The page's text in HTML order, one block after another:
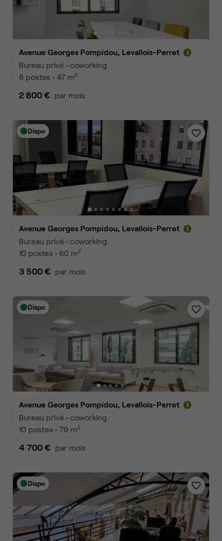
Avenue Georges Pompidou, Levallois-Perret
Bureau privé • coworking
8 postes • 47 m2
2 800 € par mois
Dispo
Avenue Georges Pompidou, Levallois-Perret
Bureau privé • coworking
10 postes • 60 m2
3 500 € par mois
Dispo
Avenue Georges Pompidou, Levallois-Perret
Bureau privé • coworking
10 postes • 79 m2
4 700 € par mois
Dispo